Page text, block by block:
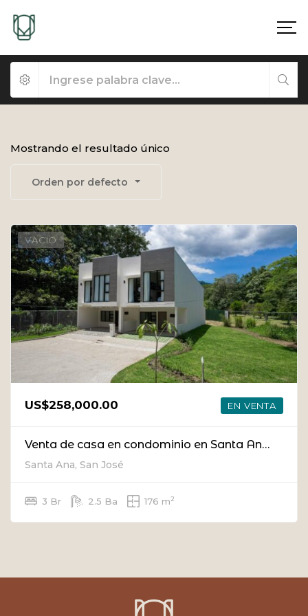
Mostrando el resultado único
Orden por defecto
VACIO
US$258,000.00 EN VENTA
Venta de casa en condominio en Santa Ana, San José
Santa Ana, San José
3 Br 2.5 Ba 176 m2